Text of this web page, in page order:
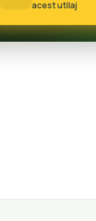
acest utilaj